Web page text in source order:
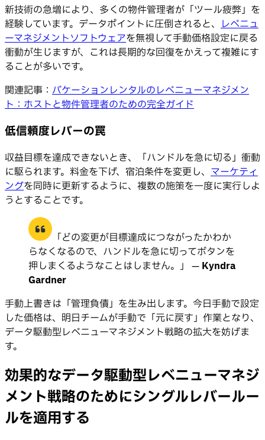
新技術の急増により、多くの物件管理者が「ツール疲弊」を
経験しています。データポイントに圧倒されると、 レベニュ
ーマネジメントソフトウェアを無視して手動価格設定に戻る
衝動が生じますが、これは長期的な回復をかえって複雑にす
ることが多いです。
関連記事： バケーションレンタルのレベニューマネジメン
ト：ホストと物件管理者のための完全ガイド
低信頼度レバーの罠
収益目標を達成できないとき、「ハンドルを急に切る」衝動
に駆られます。料金を下げ、宿泊条件を変更し、 マーケティ
ングを同時に更新するように、複数の施策を一度に実行しよ
うとすることです。
「どの変更が目標達成につながったかわか
らなくなるので、ハンドルを急に切ってボタンを
押しまくるようなことはしません。」 — Kyndra
Gardner
手動上書きは「管理負債」を生み出します。今日手動で設定
した価格は、明日チームが手動で「元に戻す」作業となり、
データ駆動型レベニューマネジメント戦略の拡大を妨げま
す。
効果的なデータ駆動型レベニューマネジ
メント戦略のためにシングルレバールー
ルを適用する